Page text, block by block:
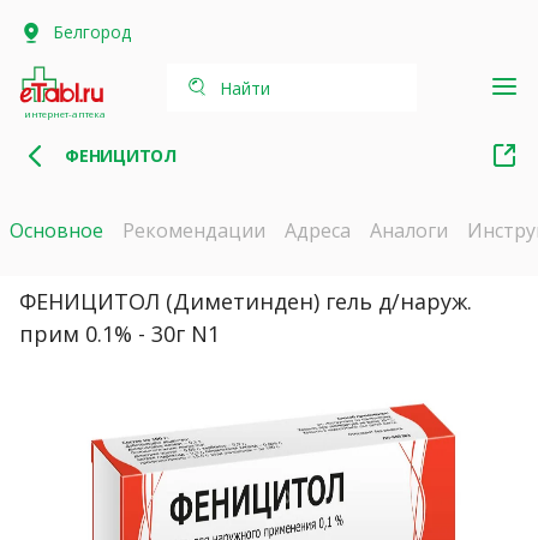
Белгород
интернет-аптека
Найти
ФЕНИЦИТОЛ
Основное Рекомендации Адреса Аналоги
ФЕНИЦИТОЛ (Диметинден) гель д/наруж.
прим 0.1% - 30г N1